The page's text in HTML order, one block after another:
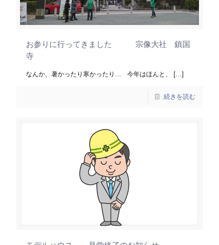
お参りに行ってきました 宗像大社 鎮国
寺
なんか、暑かったり寒かったり… 今年はほんと、 […]
続きを読む